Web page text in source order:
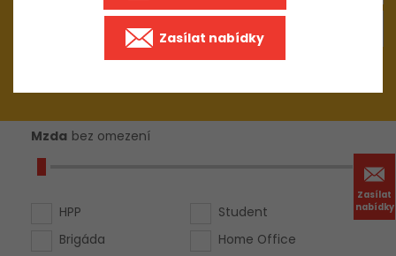
Zasílat
nabídky
Mzda bez omezení
HPP
Brigáda
Student
Home Office
Zasílat nabídky